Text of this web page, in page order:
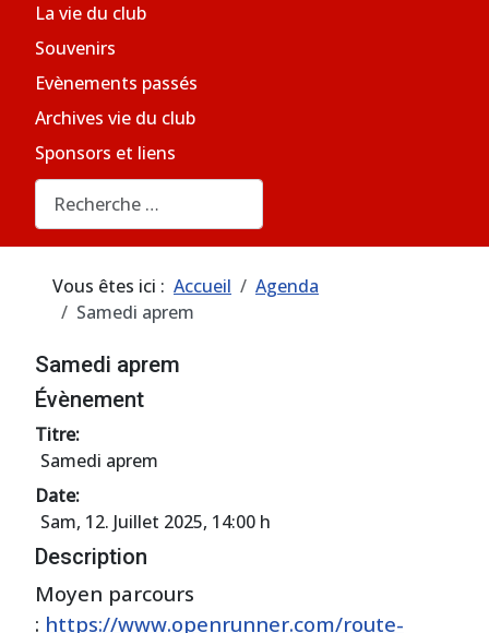
La vie du club
Souvenirs
Evènements passés
Archives vie du club
Sponsors et liens
Rechercher
Vous êtes ici : Accueil
Agenda
Samedi aprem
Samedi aprem
Évènement
Titre:
Samedi aprem
Date:
Sam, 12. Juillet 2025, 14:00 h
Description
Moyen parcours
: https://www.openrunner.com/route-